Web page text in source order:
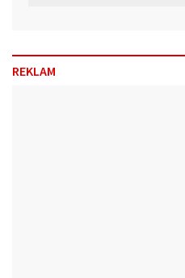
REKLAM